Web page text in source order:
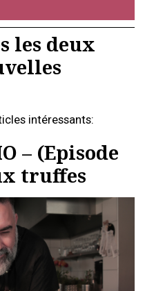
les deux
intéressants:
– (Episode
truffes